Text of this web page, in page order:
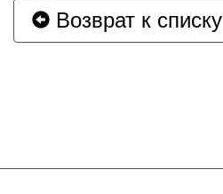
Возврат к списку